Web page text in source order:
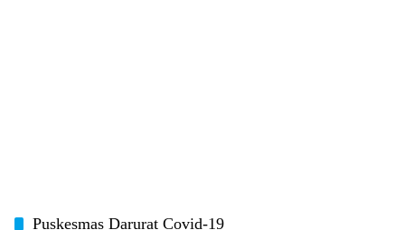
Puskesmas Darurat Covid-19